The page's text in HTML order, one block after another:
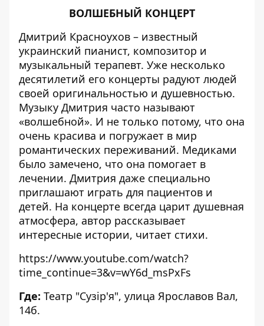
ВОЛШЕБНЫЙ КОНЦЕРТ
Дмитрий Красноухов – известный
украинский пианист, композитор и
музыкальный терапевт. Уже несколько
десятилетий его концерты радуют людей
своей оригинальностью и душевностью.
Музыку Дмитрия часто называют
«волшебной». И не только потому, что она
очень красива и погружает в мир
романтических переживаний. Медиками
было замечено, что она помогает в
лечении. Дмитрия даже специально
приглашают играть для пациентов и
детей. На концерте всегда царит душевная
атмосфера, автор рассказывает
интересные истории, читает стихи.
https://www.youtube.com/watch?
time_continue=3&v=wY6d_msPxFs
Где: Театр "Сузір'я", улица Ярославов Вал,
14б.